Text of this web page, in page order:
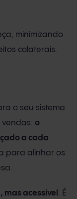
minimizando
colaterais.
o seu sistema
vendas: o
a cada
para alinhar os
mas acessível . É